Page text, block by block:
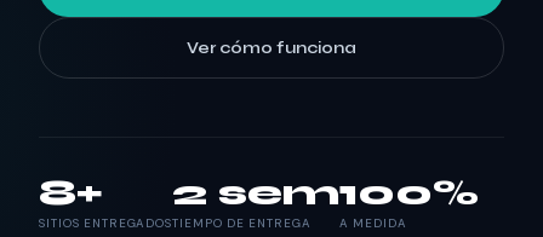
Ver cómo funciona
8+
SITIOS ENTREGADOS
2 sem
TIEMPO DE ENTREGA
100%
A MEDIDA